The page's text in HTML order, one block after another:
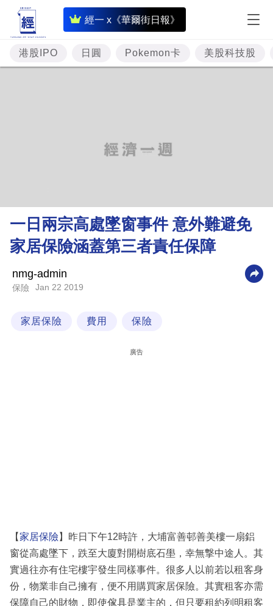
經一 x《華爾街日報》
即
時
財
經
理
財
商
科
區
港股IPO 日圓 Pokemon卡 美股科技股
一日兩宗高處墜窗事件 意外難避免
家居保險涵蓋第三者責任保障
nmg-admin
保險 Jan 22 2019
家居保險 費用 保險
廣告
【家居保險 】昨日下午12時許，大埔富善邨善美樓一扇鋁
窗從高處墜下，跌至大廈對開樹底石壆，幸無撃中途人。其
實過往亦有住宅樓宇發生同樣事件。很多人以前若以租客身
份，物業非自己擁有，便不用購買家居保險。其實租客亦需
保障自己的財物，即使傢具是業主的，但只要租約列明租客